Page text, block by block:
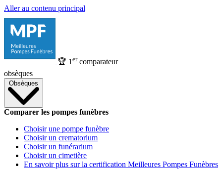
Aller au contenu principal
🏆 1 ercomparateur
obsèques
Obsèques
Comparer les pompes funèbres
Choisir une pompe funèbre
Choisir un crematorium
Choisir un funérarium
Choisir un cimetière
En savoir plus sur la certification Meilleures Pompes Funèbres